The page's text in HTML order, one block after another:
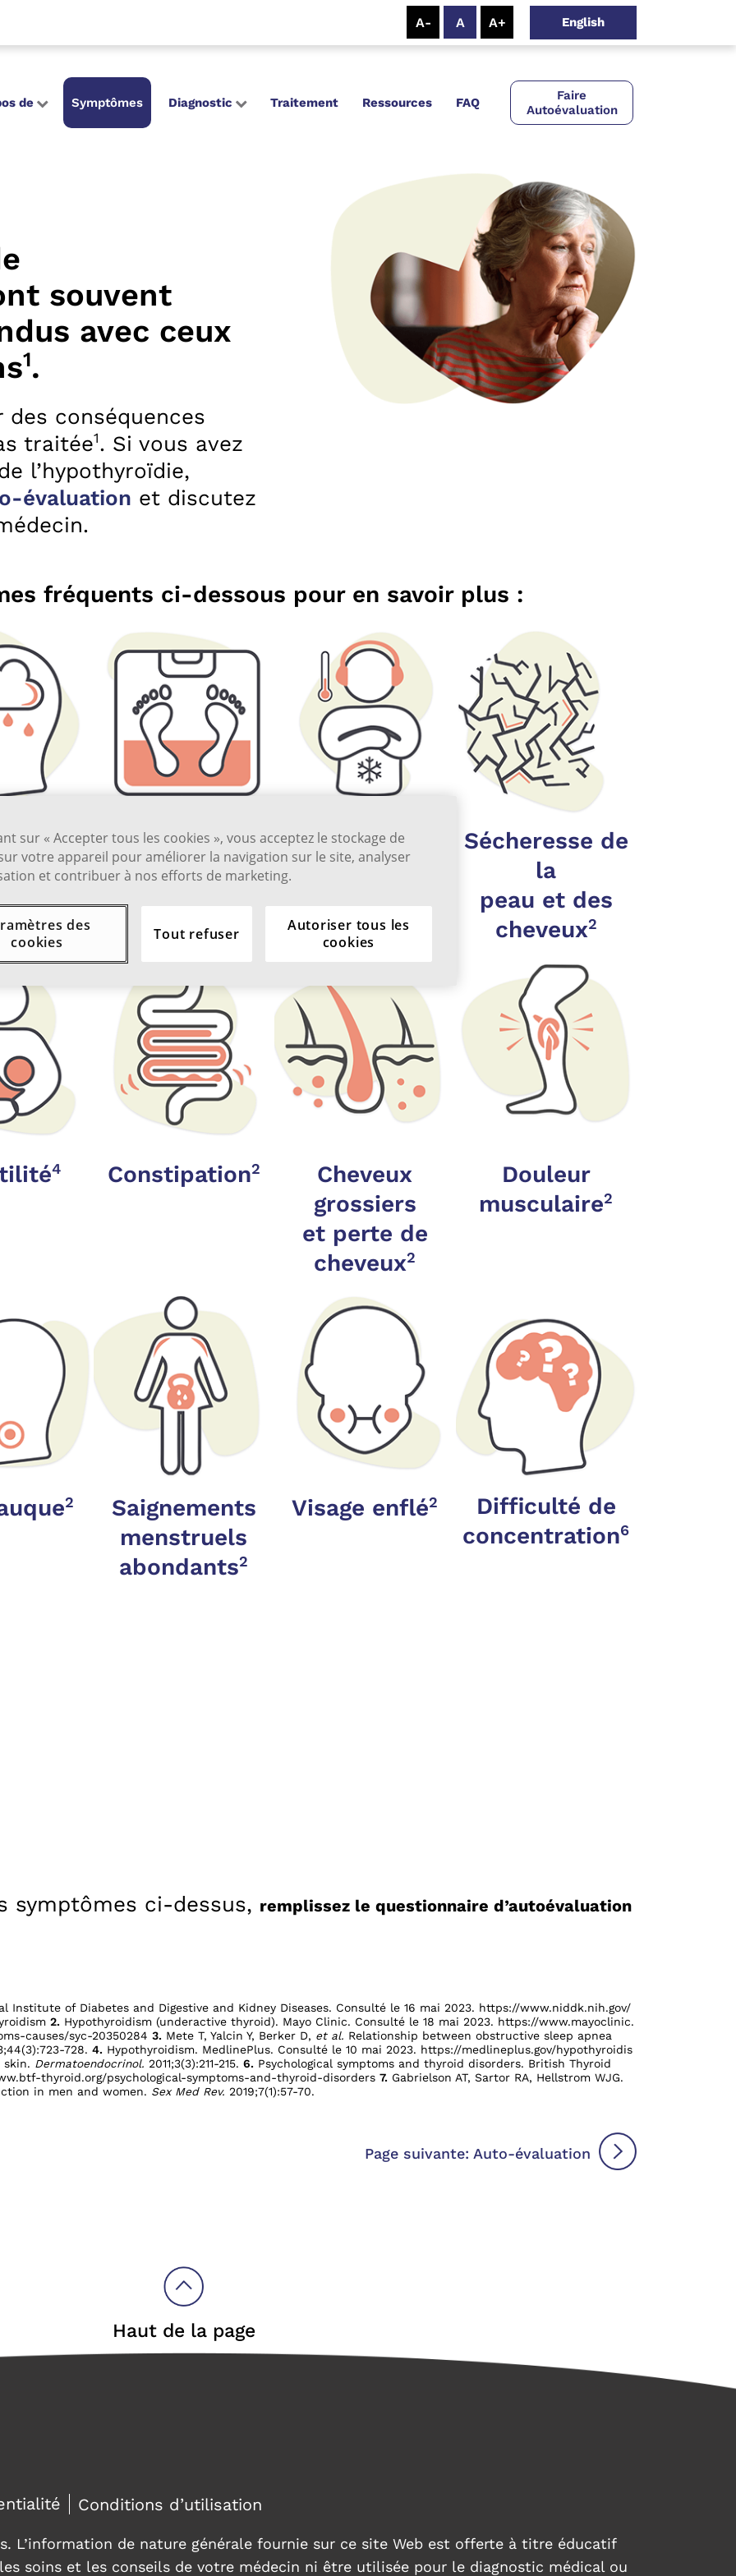
English
de Symptômes Diagnostic Traitement Ressources FAQ
Faire
Autoévaluation
souvent
avec ceux
1.
des conséquences
traitée1. Si vous avez
l’hypothyroïdie,
évaluation et discutez
fréquents ci-dessous pour en savoir plus :
2 Gain de poids 2
Intolérance au
froid2
Sécheresse de
la
peau et des
cheveux2
4 Constipation2
Cheveux
grossiers
et perte de
cheveux2
Douleur
musculaire2
2
Saignements
menstruels
abondants2
Visage enflé2
Difficulté de
concentration6
symptômes ci-dessus, remplissez le questionnaire d’autoévaluation
Institute of Diabetes and Digestive and Kidney Diseases. Consulté le 16 mai 2023. https://www.niddk.nih.gov/
2. Hypothyroidism (underactive thyroid). Mayo Clinic. Consulté le 18 mai 2023. https://www.mayoclinic.
causes/syc-20350284 3. Mete T, Yalcin Y, Berker D, et al. Relationship between obstructive sleep apnea
728. 4. Hypothyroidism. MedlinePlus. Consulté le 10 mai 2023. https://medlineplus.gov/hypothyroidis
skin. Dermatoendocrinol. 2011;3(3):211-215. 6. Psychological symptoms and thyroid disorders. British Thyroid
thyroid.org/psychological-symptoms-and-thyroid-disorders 7. Gabrielson AT, Sartor RA, Hellstrom WJG.
in men and women. Sex Med Rev. 2019;7(1):57-70.
Page suivante: Auto-évaluation
Haut de la page
Conditions d’utilisation
L’information de nature générale fournie sur ce site Web est offerte à titre éducatif
soins et les conseils de votre médecin ni être utilisée pour le diagnostic médical ou
sur « Accepter tous les cookies », vous acceptez le stockage de
votre appareil pour améliorer la navigation sur le site, analyser
et contribuer à nos efforts de marketing.
des
cookies
Tout refuser
Autoriser tous les
cookies